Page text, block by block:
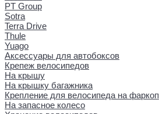
PT Group
Sotra
Terra Drive
Thule
Yuago
Аксессуары для автобоксов
Крепеж велосипедов
На крышу
На крышку багажника
Крепление для велосипеда на фаркоп
На запасное колесо